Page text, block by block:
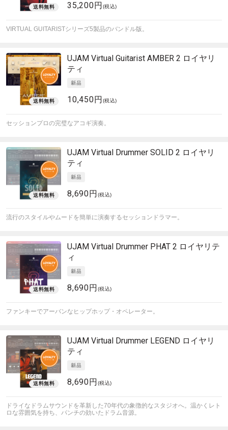
35,200円 (税込)
VIRTUAL GUITARISTシリーズ5製品のバンドル版。
UJAM Virtual Guitarist AMBER 2 ロイヤリ
ティ
10,450円 (税込)
セッションプロの完璧なアコギ演奏。
UJAM Virtual Drummer SOLID 2 ロイヤリ
ティ
8,690円 (税込)
流行のスタイルやムードを簡単に演奏するセッションドラマー。
UJAM Virtual Drummer PHAT 2 ロイヤリテ
ィ
8,690円 (税込)
ファンキーでアーバンなヒップホップ・オペレーター。
UJAM Virtual Drummer LEGEND ロイヤリ
ティ
8,690円 (税込)
ドライなドラムサウンドを革新した70年代の象徴的なスタジオへ。温かくレト
ロな雰囲気を持ち、パンチの効いたドラム音源。